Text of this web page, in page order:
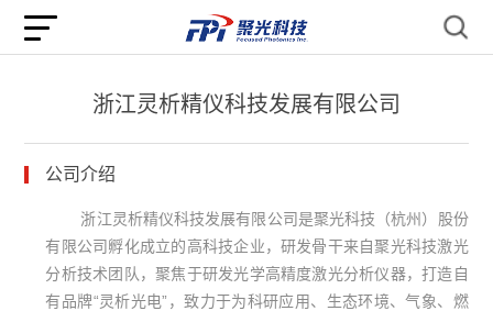
浙江灵析精仪科技发展有限公司
公司介绍
浙江灵析精仪科技发展有限公司是聚光科技（杭州）股份
有限公司孵化成立的高科技企业，研发骨干来自聚光科技激光
分析技术团队，聚焦于研发光学高精度激光分析仪器，打造自
有品牌“灵析光电”，致力于为科研应用、生态环境、气象、燃